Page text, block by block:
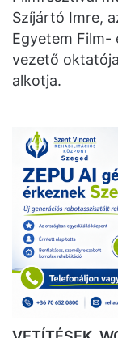
Szíjártó Imre,
Egyetem Film-
vezető
alkotja.